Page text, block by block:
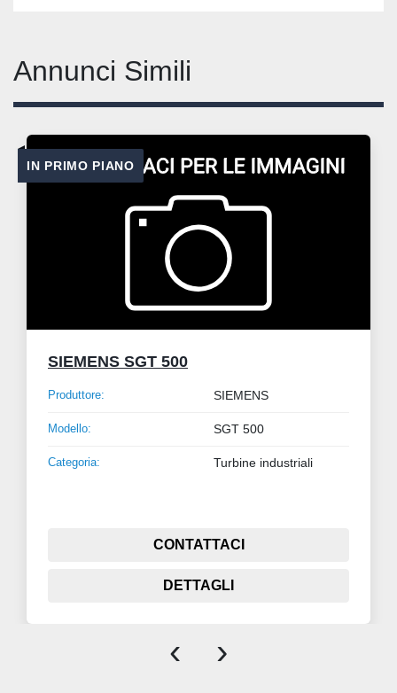
Annunci Simili
IN PRIMO PIANO
SIEMENS SGT 500
Produttore: SIEMENS
Modello: SGT 500
Categoria: Turbine industriali
CONTATTACI
DETTAGLI
‹ ›